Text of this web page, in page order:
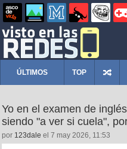
ÚLTIMOS TOP
Yo en el examen de
siendo "a ver si cuela",
por 123dale el 7 may 2026, 11:53